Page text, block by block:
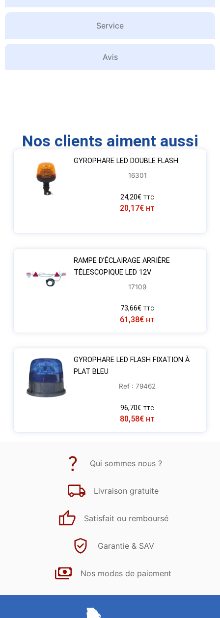
Service
Avis
Nos clients aiment aussi
GYROPHARE LED DOUBLE FLASH
16301
24,20€ TTC
20,17€ HT
RAMPE D’ÉCLAIRAGE ARRIÈRE
TÉLESCOPIQUE LED 12V
17109
73,66€ TTC
61,38€ HT
GYROPHARE LED FLASH FIXATION À
PLAT BLEU
Ref : 79462
96,70€ TTC
80,58€ HT
Qui sommes nous ?
Livraison gratuite
Satisfait ou remboursé
Garantie & SAV
Nos modes de paiement